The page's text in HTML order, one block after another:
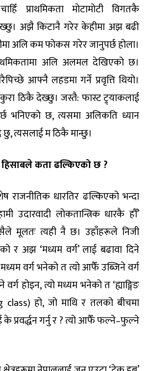
प्राथमिकता मोटामोटी विगतकै
अझै किटानै गरेर केहीमा अझ बढी
अलि कम फोकस गरेर जानुपर्छ होला।
अलि अलमल देखिएको छ।
आफ्नै लहडमा गर्ने प्रवृत्ति थियो।
ठिकै देख्छु। जस्तै: फास्ट ट्र्याकलाई
भनिएको छ, त्यसमा अलिकति ध्यान
छु, त्यसलाई म ठिकै मान्छु।
कता ढल्किएको छ ?
राजनीतिक धारतिर ढल्किएको भन्दा
उदारवादी लोकतान्त्रिक धारकै हौँ’
मूलतः त्यही नै छ। उहाँहरूले निजी
र अझ ‘मध्यम वर्ग’ लाई बढावा दिने
वर्ग भनेको त त्यो आफैँ उब्जिने वर्ग
वर्ग होइन, त्यो मध्यम भनेको त ‘ह्याङ्गिङ
class) हो, जो माथि र तलको बीचमा
के प्रवर्द्धन गर्नु र ? त्यो आफैँ फल्ने–फुल्ने